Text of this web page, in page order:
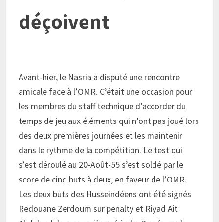
déçoivent
Avant-hier, le Nasria a disputé une rencontre
amicale face à l’OMR. C’était une occasion pour
les membres du staff technique d’accorder du
temps de jeu aux éléments qui n’ont pas joué lors
des deux premières journées et les maintenir
dans le rythme de la compétition. Le test qui
s’est déroulé au 20-Août-55 s’est soldé par le
score de cinq buts à deux, en faveur de l’OMR.
Les deux buts des Husseindéens ont été signés
Redouane Zerdoum sur penalty et Riyad Ait